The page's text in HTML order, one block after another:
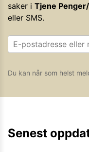
saker i Tjene
eller SMS.
Du kan når som helst
Senest